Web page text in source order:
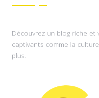
Découvrez un blog riche
captivants comme la
plus.